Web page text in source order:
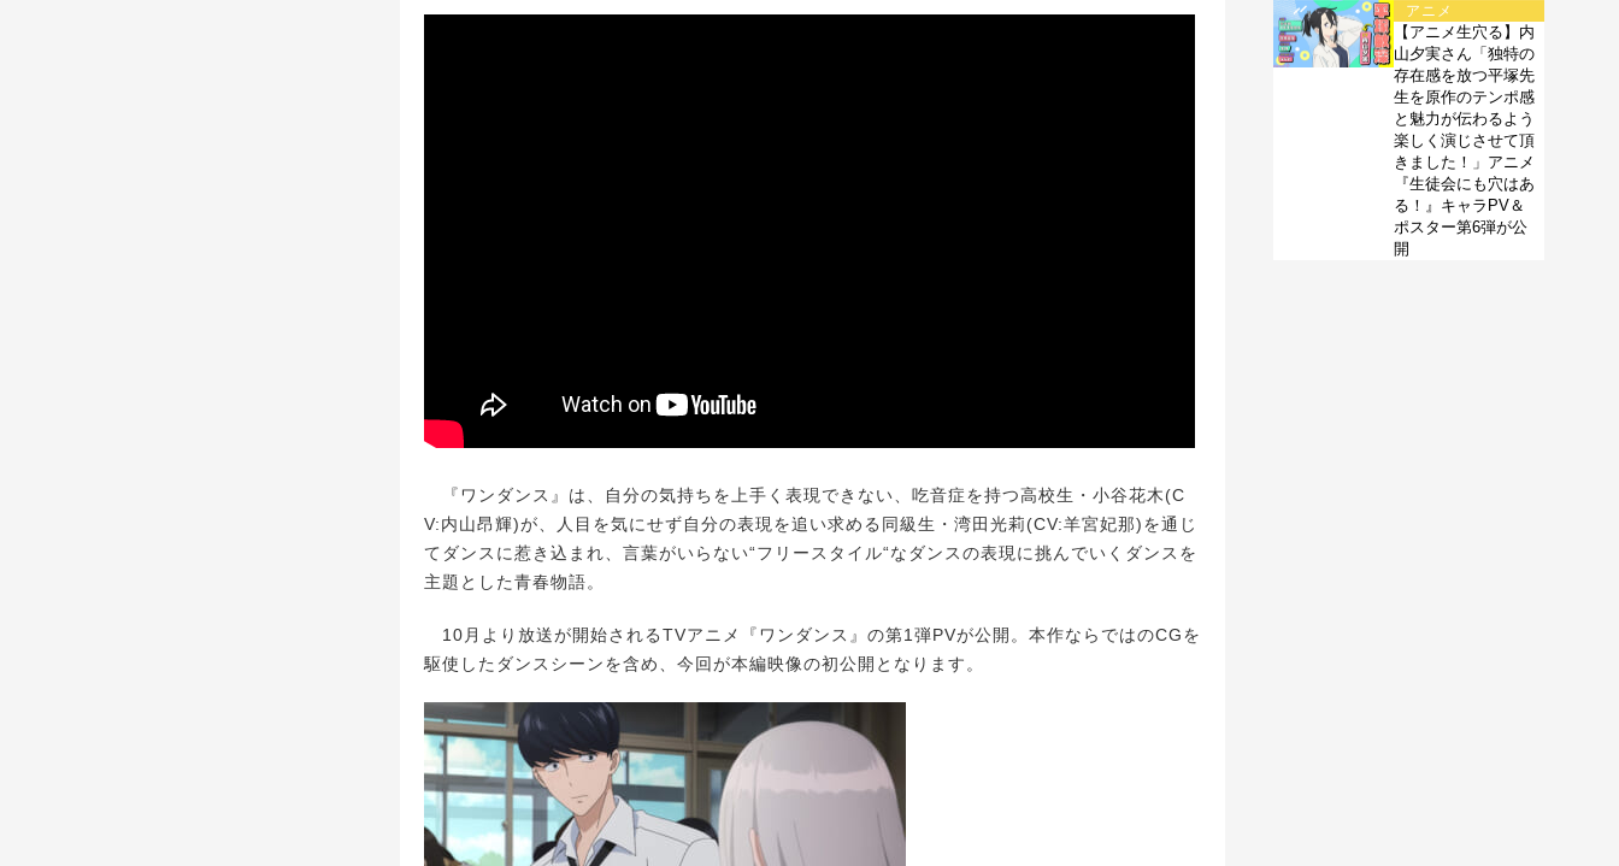
『ワンダンス』は、自分の気持ちを上手く表現できない、吃音症を持つ高校生・小谷花木(C
V:内山昂輝)が、人目を気にせず自分の表現を追い求める同級生・湾田光莉(CV:羊宮妃那)を通じ
てダンスに惹き込まれ、言葉がいらない“フリースタイル“なダンスの表現に挑んでいくダンスを
主題とした青春物語。
10月より放送が開始されるTVアニメ『ワンダンス』の第1弾PVが公開。本作ならではのCGを
駆使したダンスシーンを含め、今回が本編映像の初公開となります。
アニメ
【アニメ生穴る】内
山夕実さん「独特の
存在感を放つ平塚先
生を原作のテンポ感
と魅力が伝わるよう
楽しく演じさせて頂
きました！」アニメ
『生徒会にも穴はあ
る！』キャラPV＆
ポスター第6弾が公
開